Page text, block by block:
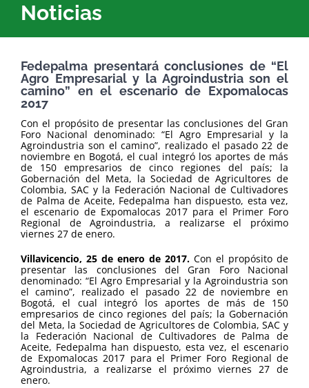
Noticias
Fedepalma presentará conclusiones de “El
Agro Empresarial y la Agroindustria son el
camino” en el escenario de Expomalocas
2017
Con el propósito de presentar las conclusiones del Gran
Foro Nacional denominado: “El Agro Empresarial y la
Agroindustria son el camino”, realizado el pasado 22 de
noviembre en Bogotá, el cual integró los aportes de más
de 150 empresarios de cinco regiones del país; la
Gobernación del Meta, la Sociedad de Agricultores de
Colombia, SAC y la Federación Nacional de Cultivadores
de Palma de Aceite, Fedepalma han dispuesto, esta vez,
el escenario de Expomalocas 2017 para el Primer Foro
Regional de Agroindustria, a realizarse el próximo
viernes 27 de enero.
Villavicencio, 25 de enero de 2017. Con el propósito de
presentar las conclusiones del Gran Foro Nacional
denominado: “El Agro Empresarial y la Agroindustria son
el camino”, realizado el pasado 22 de noviembre en
Bogotá, el cual integró los aportes de más de 150
empresarios de cinco regiones del país; la Gobernación
del Meta, la Sociedad de Agricultores de Colombia, SAC y
la Federación Nacional de Cultivadores de Palma de
Aceite, Fedepalma han dispuesto, esta vez, el escenario
de Expomalocas 2017 para el Primer Foro Regional de
Agroindustria, a realizarse el próximo viernes 27 de
enero.